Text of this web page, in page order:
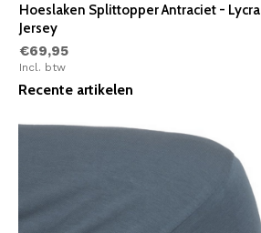
Hoeslaken Splittopper Antraciet - Lycra
Jersey
€69,95
Incl. btw
Recente artikelen